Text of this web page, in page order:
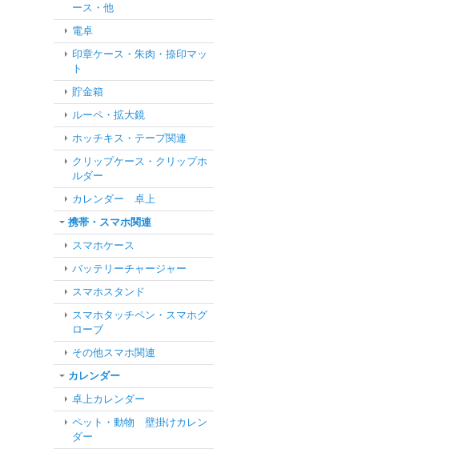
ース・他
電卓
印章ケース・朱肉・捺印マッ
ト
貯金箱
ルーペ・拡大鏡
ホッチキス・テープ関連
クリップケース・クリップホ
ルダー
カレンダー 卓上
携帯・スマホ関連
スマホケース
バッテリーチャージャー
スマホスタンド
スマホタッチペン・スマホグ
ローブ
その他スマホ関連
カレンダー
卓上カレンダー
ペット・動物 壁掛けカレン
ダー